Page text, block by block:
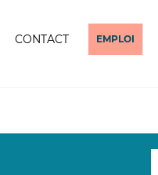
CONTACT EMPLOI